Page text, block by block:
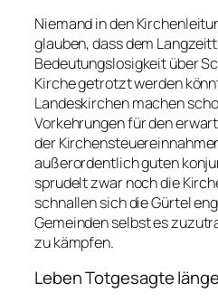
Niemand in den
glauben, dass dem
Bedeutungslosigkeit über
Kirche getrotzt werden
Landeskirchen machen
Vorkehrungen für den
der
außerordentlich guten
sprudelt zwar noch die
schnallen sich die Gürtel
Gemeinden selbst es
zu kämpfen.
Leben Totgesagte